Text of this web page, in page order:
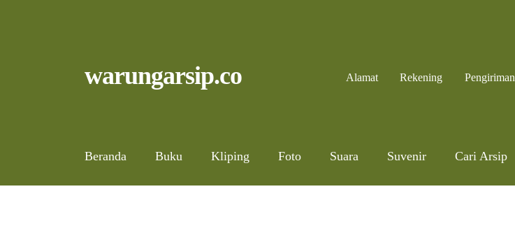
to
to
warungarsip.co Alamat Rekening Pengiriman
Beranda Buku Kliping Foto Suara Suvenir Cari Arsip